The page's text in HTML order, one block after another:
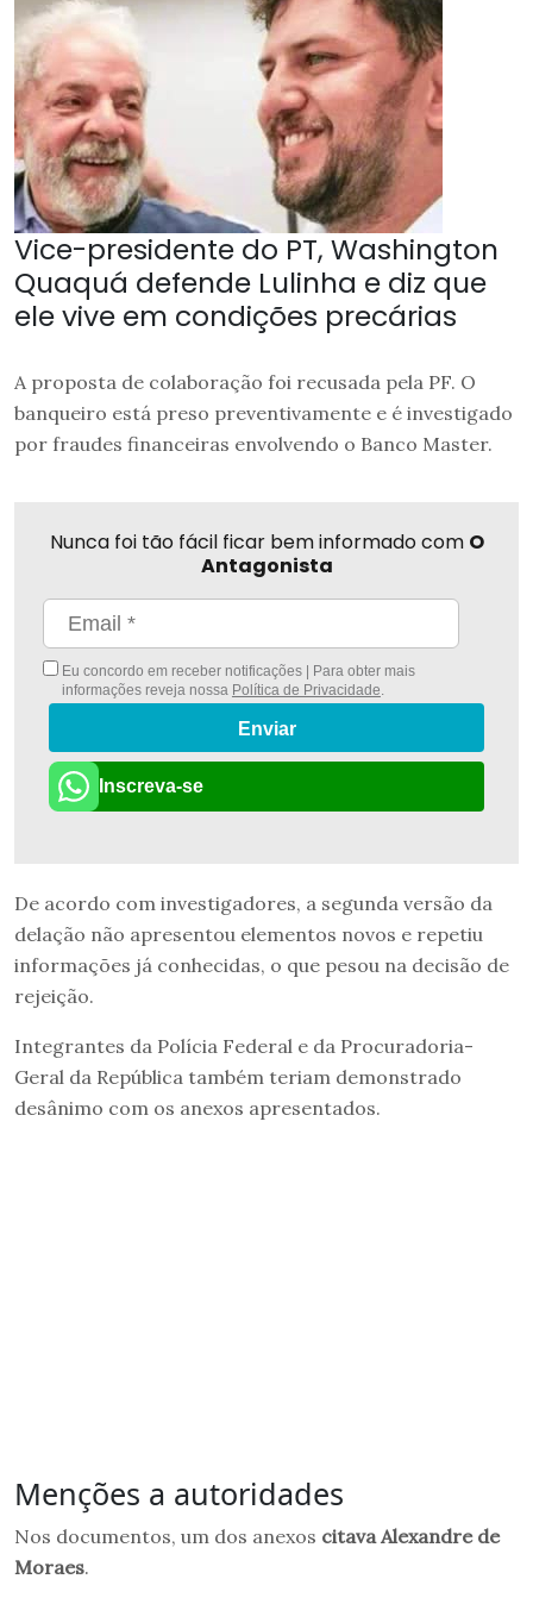
Vice-presidente do PT, Washington
Quaquá defende Lulinha e diz que
ele vive em condições precárias
A proposta de colaboração foi recusada pela PF. O
banqueiro está preso preventivamente e é investigado
por fraudes financeiras envolvendo o Banco Master.
Nunca foi tão fácil ficar bem informado com O
Antagonista
Eu concordo em receber notificações | Para obter mais
informações reveja nossa Política de Privacidade.
Enviar
Inscreva-se
De acordo com investigadores, a segunda versão da
delação não apresentou elementos novos e repetiu
informações já conhecidas, o que pesou na decisão de
rejeição.
Integrantes da Polícia Federal e da Procuradoria-
Geral da República também teriam demonstrado
desânimo com os anexos apresentados.
Menções a autoridades
Nos documentos, um dos anexos citava Alexandre de
Moraes.